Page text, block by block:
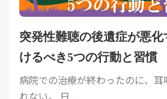
突発性難聴の後遺症が悪
けるべき5つの行動と習慣
病院での治療が終わったのに、